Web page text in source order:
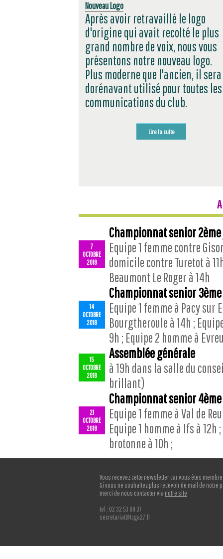
Nouveau Logo
Après avoir retravaillé le logo
d'origine qui avait recolté le plus
grand nombre de voix, nous vous
présentons notre nouveau logo.
Plus moderne que l'ancien, il sera
dorénavant utilisé pour toutes les
communications du club.
Lire la suite
7
OCTOBRE
2018
Championnat senior
Equipe 1 femme contre
domicile contre Turetot à
Beaumont Le Roger à 14h
14
OCTOBRE
2018
Championnat senior
Equipe 1 femme à Pacy
Bourgtheroule à 14h ;
9h ; Equipe 2 homme à
15
OCTOBRE
2018
Assemblée générale
à 19h dans la salle du
brillant)
21
OCTOBRE
2018
Championnat senior
Equipe 1 femme à Val de
Equipe 1 homme à Ifs à
brotonne à 10h ;
Vous recevez cette newsletter car vous êtes membre
Si vous ne souhaitez plus recevoir de mail de notre
merci de nous contacter via notre site
tel : 02 32 53 89 37
secretariat@tcga27.fr